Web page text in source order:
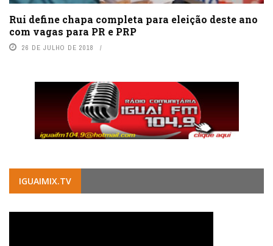
Rui define chapa completa para eleição deste ano
com vagas para PR e PRP
26 DE JULHO DE 2018
IGUAIMIX.TV